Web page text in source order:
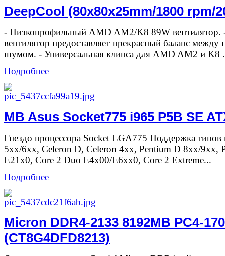
DeepCool (80x80x25mm/1800 rpm/
- Низкопрофильный AMD AM2/K8 89W
вентилятор предоставляет прекрасный баланс между
шумом. - Универсальная клипса для AMD AM2 и K8
Подробнее
MB Asus Socket775 i965 P5B SE
Гнездо процессора Socket LGA775 Поддержка типов
5xx/6xx, Celeron D, Celeron 4xx, Pentium D 8xx/9xx,
E21x0, Core 2 Duo E4x00/E6xx0, Core 2 Extreme...
Подробнее
Micron DDR4-2133 8192MB PC4-
(CT8G4DFD8213)